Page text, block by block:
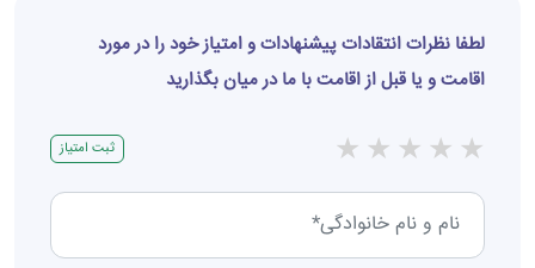
لطفا نظرات انتقادات پیشنهادات و امتیاز خود را در مورد
اقامت و یا قبل از اقامت با ما در میان بگذارید
★
★
★
★
★ ثبت امتیاز